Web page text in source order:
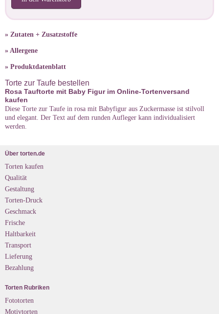
» Zutaten + Zusatzstoffe
» Allergene
» Produktdatenblatt
Torte zur Taufe bestellen
Rosa Tauftorte mit Baby Figur im Online-Tortenversand
kaufen
Diese Torte zur Taufe in rosa mit Babyfigur aus Zuckermasse ist stilvoll
und elegant. Der Text auf dem runden Aufleger kann individualisiert
werden.
Über torten.de
Torten kaufen
Qualität
Gestaltung
Torten-Druck
Geschmack
Frische
Haltbarkeit
Transport
Lieferung
Bezahlung
Torten Rubriken
Fototorten
Motivtorten